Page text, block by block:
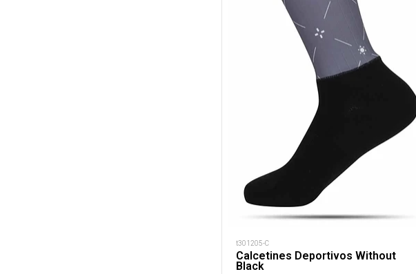
t301205-C
Calcetines Deportivos Without
Black